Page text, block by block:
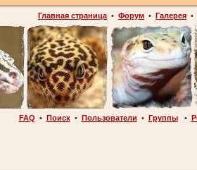
Главная страница • Форум • Галерея •
FAQ • Поиск• Пользователи • Группы•